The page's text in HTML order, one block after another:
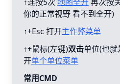
你的正常视野 看不到全开)
↑+Esc 打开主作弊菜单
↑+鼠标(左键)双击单位(也
开单个单位菜单
常用CMD